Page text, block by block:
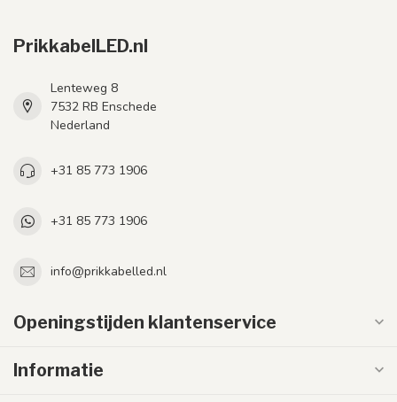
PrikkabelLED.nl
Lenteweg 8
7532 RB Enschede
Nederland
+31 85 773 1906
+31 85 773 1906
info@prikkabelled.nl
Openingstijden klantenservice
Informatie